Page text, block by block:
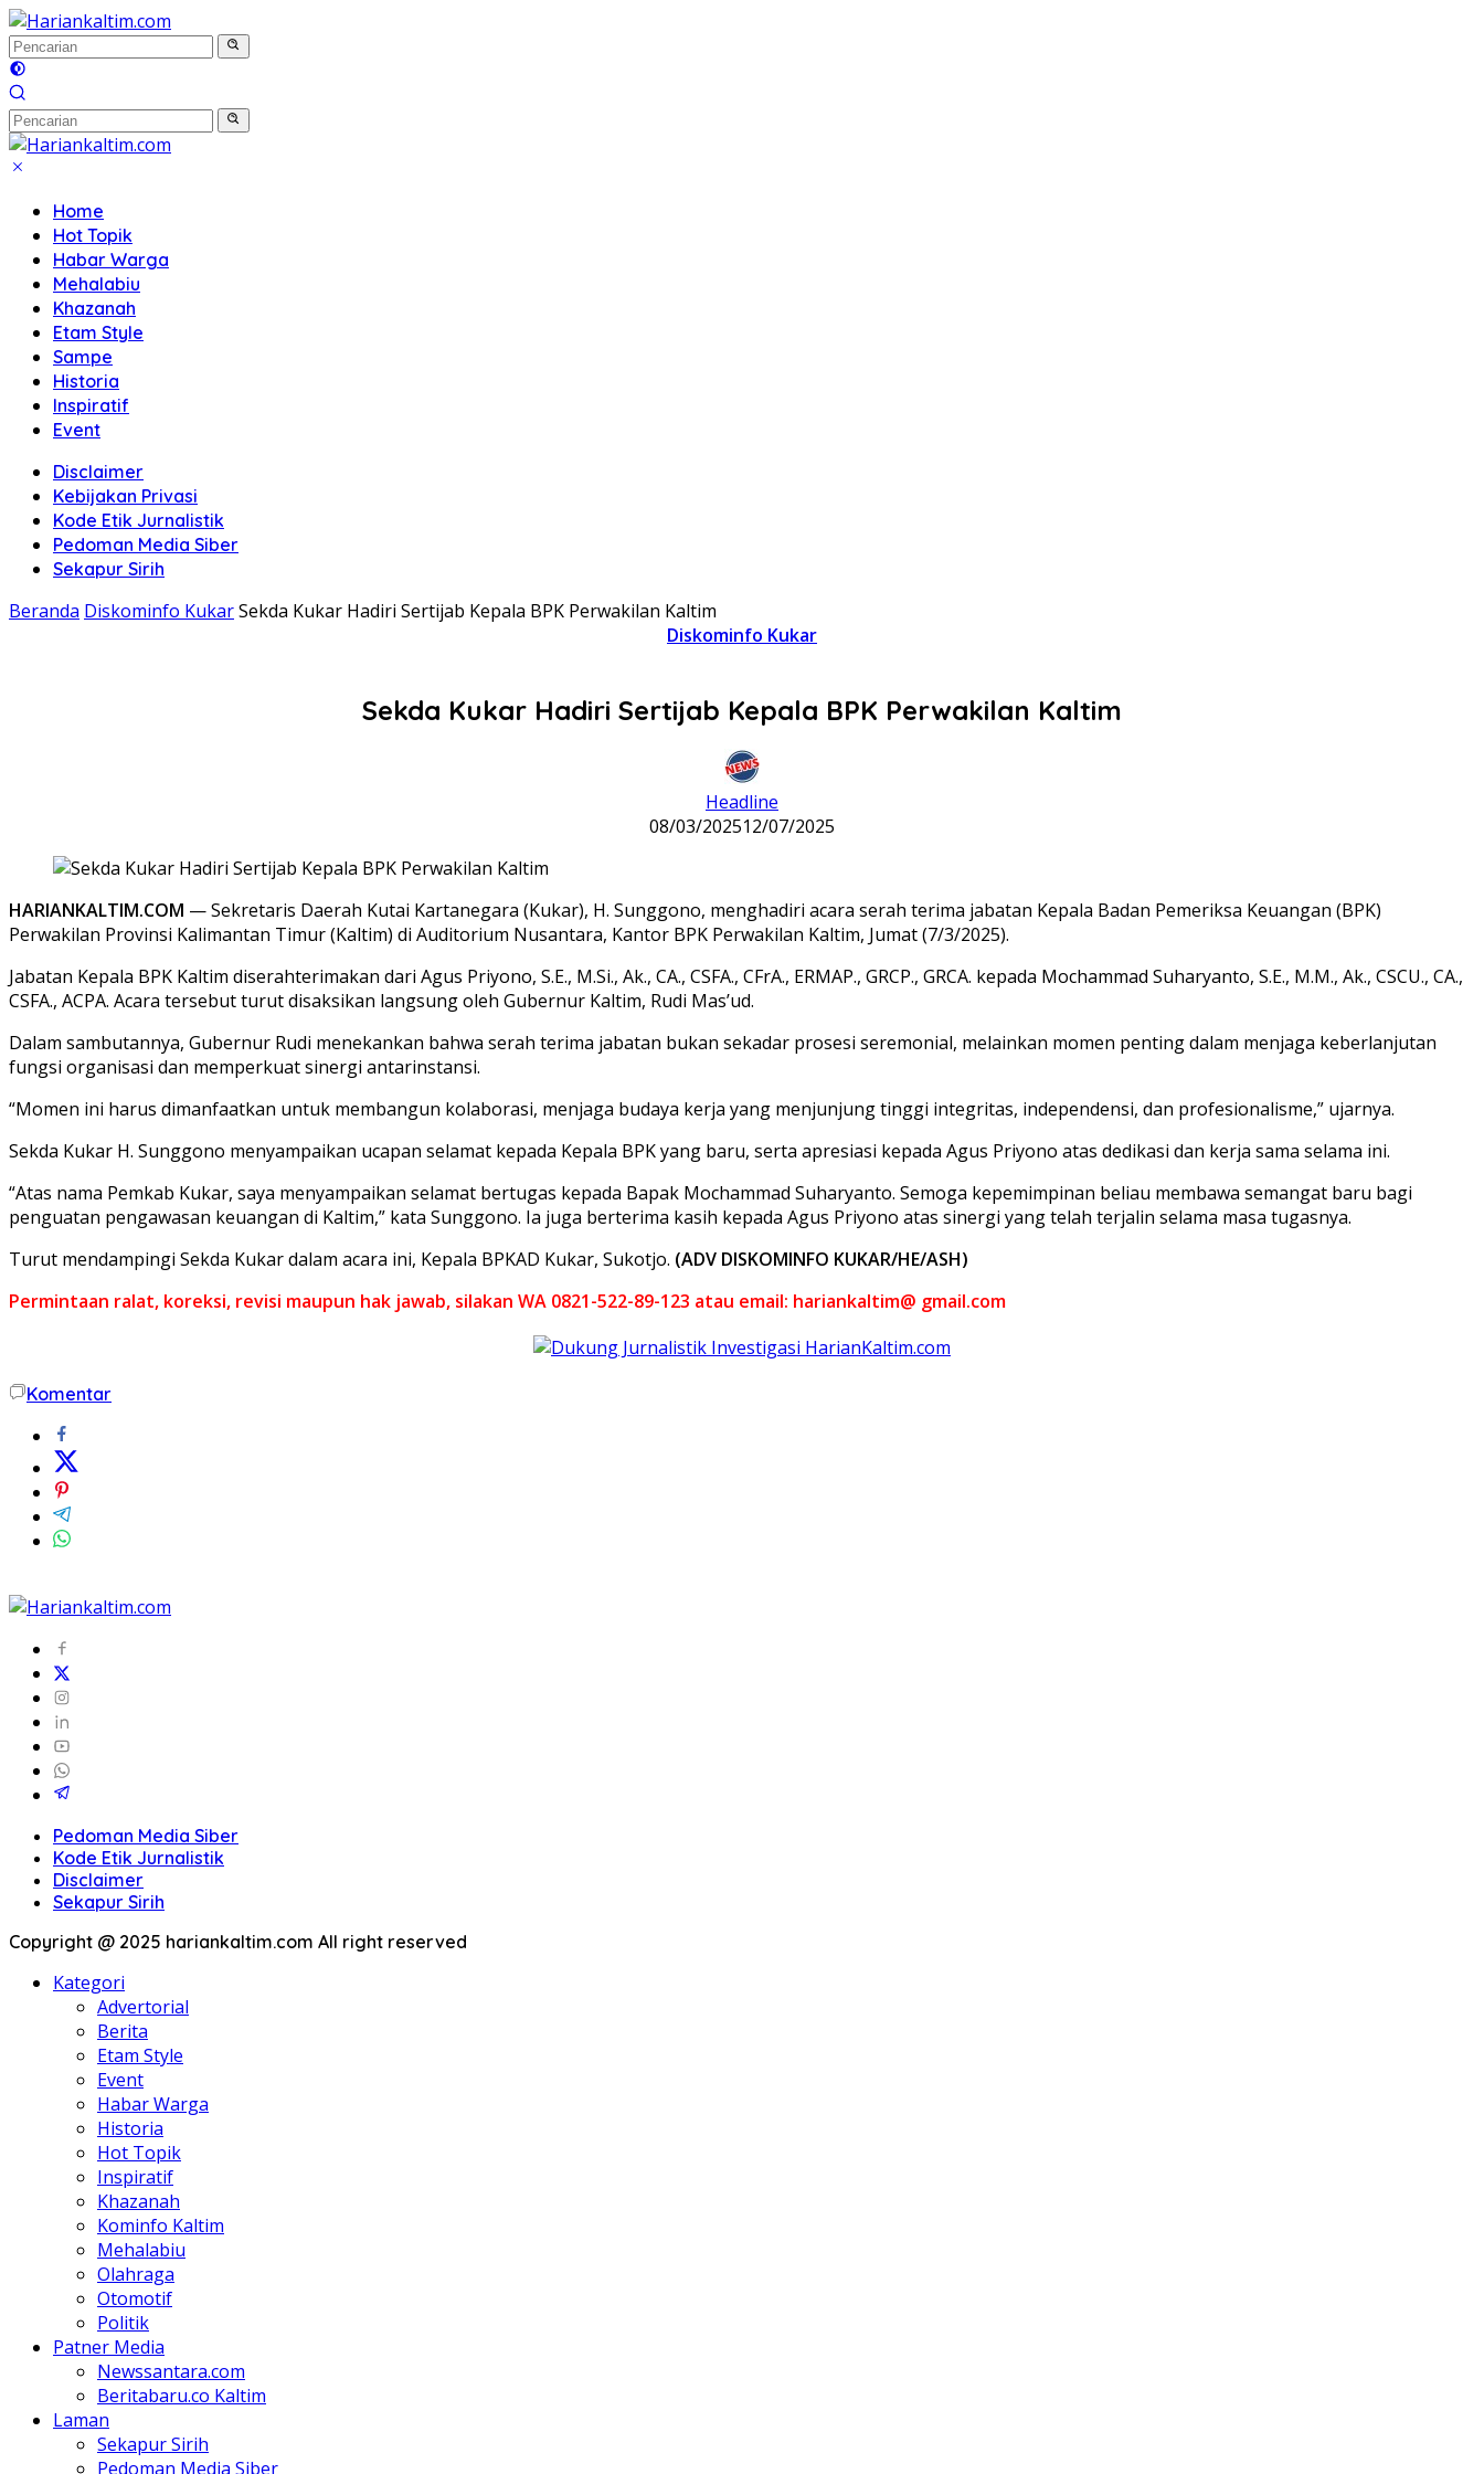
Langsung
ke
konten
Home
Hot Topik
Habar Warga
Mehalabiu
Khazanah
Etam Style
Sampe
Historia
Inspiratif
Event
Disclaimer
Kebijakan Privasi
Kode Etik Jurnalistik
Pedoman Media Siber
Sekapur Sirih
Beranda Diskominfo KukarSekda Kukar Hadiri Sertijab Kepala BPK Perwakilan Kaltim
Diskominfo Kukar
Sekda Kukar Hadiri Sertijab Kepala BPK Perwakilan Kaltim
Headline
08/03/202512/07/2025
HARIANKALTIM.COM — Sekretaris Daerah Kutai Kartanegara (Kukar), H. Sunggono, menghadiri acara serah terima jabatan Kepala Badan Pemeriksa Keuangan (BPK)
Perwakilan Provinsi Kalimantan Timur (Kaltim) di Auditorium Nusantara, Kantor BPK Perwakilan Kaltim, Jumat (7/3/2025).
Jabatan Kepala BPK Kaltim diserahterimakan dari Agus Priyono, S.E., M.Si., Ak., CA., CSFA., CFrA., ERMAP., GRCP., GRCA. kepada Mochammad Suharyanto, S.E., M.M., Ak., CSCU., CA.,
CSFA., ACPA. Acara tersebut turut disaksikan langsung oleh Gubernur Kaltim, Rudi Mas’ud.
Dalam sambutannya, Gubernur Rudi menekankan bahwa serah terima jabatan bukan sekadar prosesi seremonial, melainkan momen penting dalam menjaga keberlanjutan
fungsi organisasi dan memperkuat sinergi antarinstansi.
“Momen ini harus dimanfaatkan untuk membangun kolaborasi, menjaga budaya kerja yang menjunjung tinggi integritas, independensi, dan profesionalisme,” ujarnya.
Sekda Kukar H. Sunggono menyampaikan ucapan selamat kepada Kepala BPK yang baru, serta apresiasi kepada Agus Priyono atas dedikasi dan kerja sama selama ini.
“Atas nama Pemkab Kukar, saya menyampaikan selamat bertugas kepada Bapak Mochammad Suharyanto. Semoga kepemimpinan beliau membawa semangat baru bagi
penguatan pengawasan keuangan di Kaltim,” kata Sunggono. Ia juga berterima kasih kepada Agus Priyono atas sinergi yang telah terjalin selama masa tugasnya.
Turut mendampingi Sekda Kukar dalam acara ini, Kepala BPKAD Kukar, Sukotjo. (ADV DISKOMINFO KUKAR/HE/ASH)
Permintaan ralat, koreksi, revisi maupun hak jawab, silakan WA 0821-522-89-123 atau email: hariankaltim@ gmail.com
Komentar
Pedoman Media Siber
Kode Etik Jurnalistik
Disclaimer
Sekapur Sirih
Copyright @ 2025 hariankaltim.com All right reserved
Kategori
Advertorial
Berita
Etam Style
Event
Habar Warga
Historia
Hot Topik
Inspiratif
Khazanah
Kominfo Kaltim
Mehalabiu
Olahraga
Otomotif
Politik
Patner Media
Newssantara.com
Beritabaru.co Kaltim
Laman
Sekapur Sirih
Pedoman Media Siber